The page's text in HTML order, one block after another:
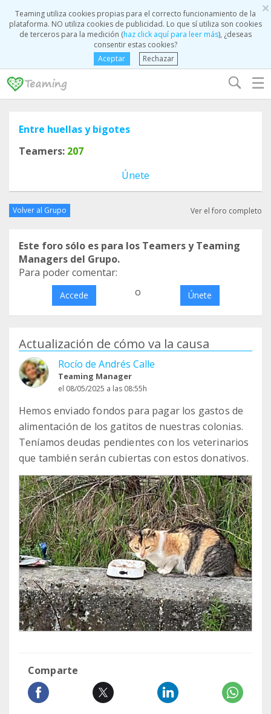
×
Teaming utiliza cookies propias para el correcto funcionamiento de la
plataforma. NO utiliza cookies de publicidad. Lo que sí utiliza son cookies
de terceros para la medición (haz click aquí para leer más), ¿deseas
consentir estas cookies?
Aceptar
Rechazar
☰
Entre huellas y bigotes
Teamers: 207
Únete
Volver al Grupo Ver el foro completo
Este foro sólo es para los Teamers y Teaming
Managers del Grupo.
Para poder comentar:
Accede o Únete
Actualización de cómo va la causa
Rocío de Andrés Calle
Teaming Manager
el 08/05/2025 a las 08:55h
Hemos enviado fondos para pagar los gastos de
alimentación de los gatitos de nuestras colonias.
Teníamos deudas pendientes con los veterinarios
que también serán cubiertas con estos donativos.
Comparte